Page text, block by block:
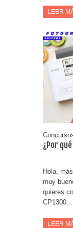
LEER
¿Por
Hola,
muy
quieres
CP1300...
LEER